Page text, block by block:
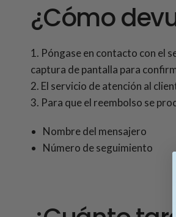
¿Cómo
1. Póngase en contacto con el
captura de pantalla para
2. El servicio de atención al
3. Para que el reembolso se
Nombre del mensajero
Número de seguimiento